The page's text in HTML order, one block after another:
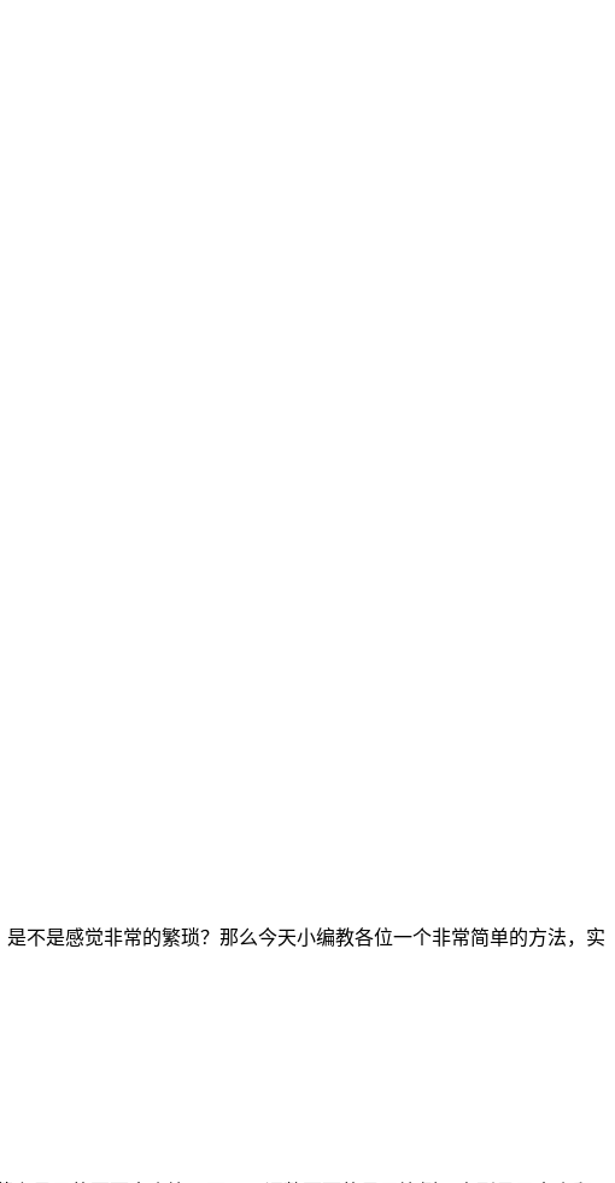
不是感觉非常的繁琐？那么今天小编教各位一个非常简单的方法，实